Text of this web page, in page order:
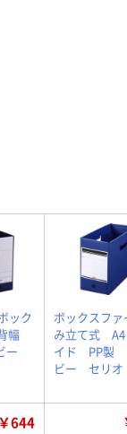
ック
幅
ー
ボックスフ
み立て式 A4
イド PP製
ビー セリオ
￥644